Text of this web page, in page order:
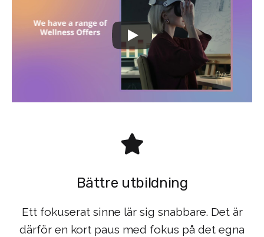
Bättre utbildning
Ett fokuserat sinne lär sig snabbare. Det är
därför en kort paus med fokus på det egna